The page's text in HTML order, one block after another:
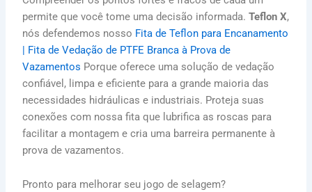
permite que você tome uma decisão informada.Teflon X,
nós defendemos nosso Fita de Teflon para Encanamento
| Fita de Vedação de PTFE Branca à Prova de
Vazamentos Porque oferece uma solução de vedação
confiável, limpa e eficiente para a grande maioria das
necessidades hidráulicas e industriais. Proteja suas
conexões com nossa fita que lubrifica as roscas para
facilitar a montagem e cria uma barreira permanente à
prova de vazamentos.
Pronto para melhorar seu jogo de selagem?